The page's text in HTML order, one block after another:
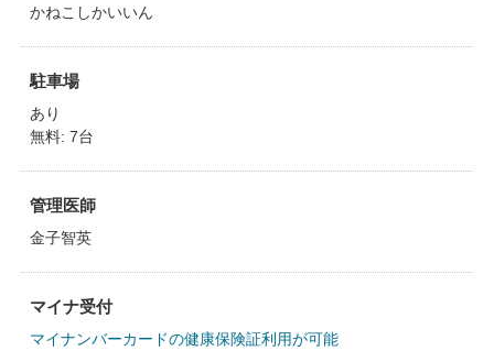
かねこしかいいん
駐車場
あり
無料: 7台
管理医師
金子智英
マイナ受付
マイナンバーカードの健康保険証利用が可能